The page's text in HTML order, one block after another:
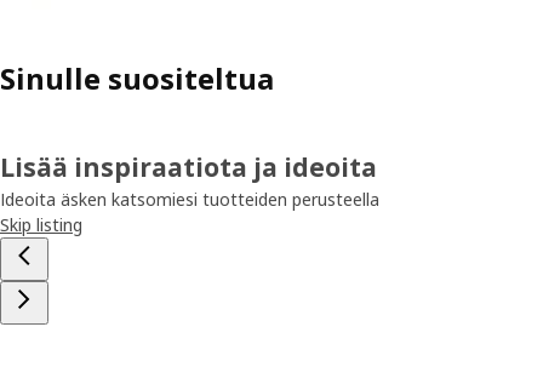
Sinulle suositeltua
Lisää inspiraatiota ja ideoita
Ideoita äsken katsomiesi tuotteiden perusteella
Skip listing